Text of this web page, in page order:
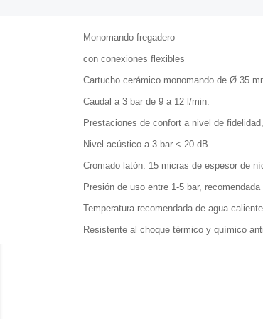
Monomando fregadero
con conexiones flexibles
Cartucho cerámico monomando de Ø 35
Caudal a 3 bar de 9 a 12 l/min.
Prestaciones de confort a nivel de
Nivel acústico a 3 bar < 20 dB
Cromado latón: 15 micras de espesor de
Presión de uso entre 1-5 bar,
Temperatura recomendada de agua
Resistente al choque térmico y químico